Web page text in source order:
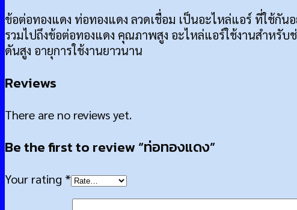
ข้อต่อทองแดง ท่อทองแดง ลวดเชื่อม เป็นอะไหล่แอร์ ที่ใช้กั
รวมไปถึงข้อต่อทองแดง คุณภาพสูง อะไหล่แอร์ใช้งานสำหรั
ดันสูง อายุการใช้งานยาวนาน
Reviews
There are no reviews yet.
Be the first to review “ท่อทองแดง”
Your rating *